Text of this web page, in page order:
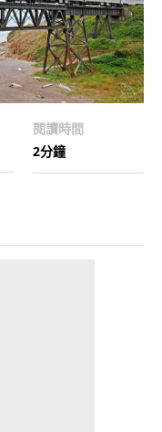
閱讀時間
2分鐘